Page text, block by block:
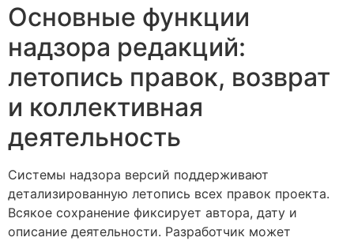
Основные функции
надзора редакций:
летопись правок, возврат
и коллективная
деятельность
Системы надзора версий поддерживают
детализированную летопись всех правок проекта.
Всякое сохранение фиксирует автора, дату и
описание деятельности. Разработчик может